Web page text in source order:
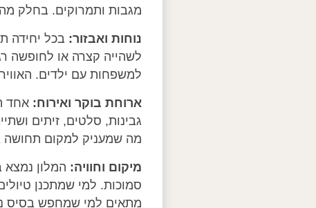
מגבות ותמרוקים. בחלק
נוחות ואבזור: בכל יחידה
לשהייה קצרה או לחופשה
למשפחות עם ילדים.
ארוחת בוקר ואירוח: אחד
גבינות, סלטים, זיתים
מה שמעניק למקום תחושה
מיקום וחוויה: המלון
סמוכות. למי שמתכנן
מתאים למי שמחפש בסיס